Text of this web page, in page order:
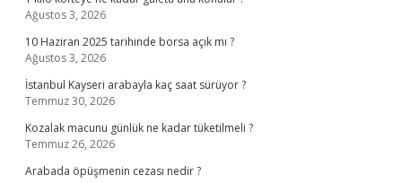
Ağustos 3, 2026
10 Haziran 2025 tarihinde borsa açık mı ?
Ağustos 3, 2026
İstanbul Kayseri arabayla kaç saat sürüyor ?
Temmuz 30, 2026
Kozalak macunu günlük ne kadar tüketilmeli ?
Temmuz 26, 2026
Arabada öpüşmenin cezası nedir ?